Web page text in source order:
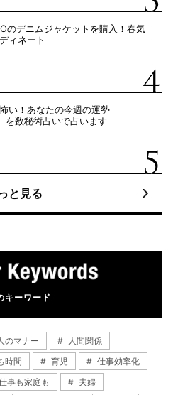
のデニムジャケットを購入！春気
ィネート
い！あなたの今週の運勢
を数秘術占いで占います
と見る
キーワード
のマナー
人間関係
時間 育児
仕事効率化
事も家庭も
夫婦